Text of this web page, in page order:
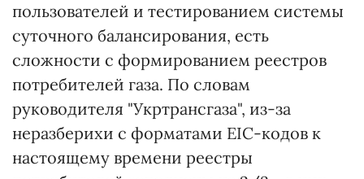
пользователей и тестированием системы
суточного балансирования, есть
сложности с формированием реестров
потребителей газа. По словам
руководителя "Укртрансгаза", из-за
неразберихи с форматами EIC-кодов к
настоящему времени реестры